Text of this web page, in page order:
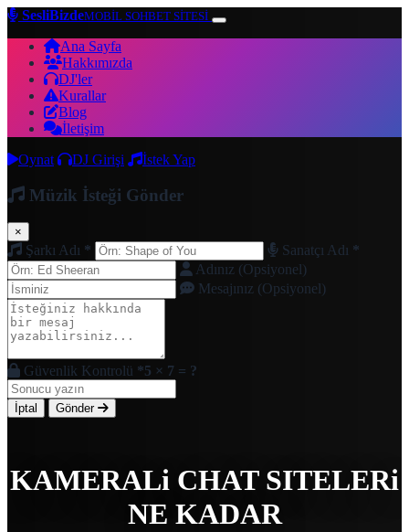
SesliBizdeMOBİL SOHBET SİTESİ
Ana Sayfa
Hakkımızda
DJ'ler
Kurallar
Blog
İletişim
Oynat
DJ Girişi İstek Yap
Müzik İsteği Gönder
×
Şarkı Adı * Sanatçı Adı *
Adınız (Opsiyonel)
Mesajınız (Opsiyonel)
Güvenlik Kontrolü *5 × 7 = ?
İptal Gönder
KAMERALi CHAT SITELERi
NE KADAR